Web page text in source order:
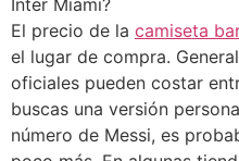
El precio de la camiseta
el lugar de compra.
oficiales pueden costar
buscas una versión
número de Messi, es